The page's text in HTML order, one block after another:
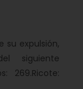
su expulsión,
siguiente
269.Ricote: